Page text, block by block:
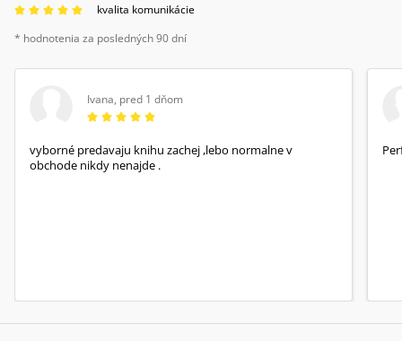
kvalita komunikácie
* hodnotenia za posledných 90 dní
Ivana, pred 1 dňom
vyborné predavaju knihu zachej ,lebo normalne v
obchode nikdy nenajde .